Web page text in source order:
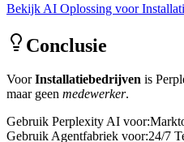
Bekijk AI Oplossing voor
Conclusie
VoorInstallatiebedrijven is
maar geen medewerker.
Gebruik Perplexity AI voor:
Gebruik Agentfabriek voor:24/7